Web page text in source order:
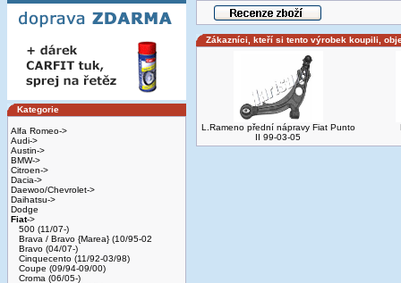
Kategorie
Alfa Romeo->
Audi->
Austin->
BMW->
Citroen->
Dacia->
Daewoo/Chevrolet->
Daihatsu->
Dodge
Fiat->
500 (11/07-)
Brava / Bravo {Marea} (10/95-02
Bravo (04/07-)
Cinquecento (11/92-03/98)
Coupe (09/94-09/00)
Croma (06/05-)
Zákazníci, kteří si tento výrobek koupili,
L.Rameno přední nápravy Fiat Punto
II 99-03-05